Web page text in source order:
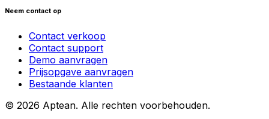
Neem contact op
Contact verkoop
Contact support
Demo aanvragen
Prijsopgave aanvragen
Bestaande klanten
© 2026 Aptean. Alle rechten voorbehouden.